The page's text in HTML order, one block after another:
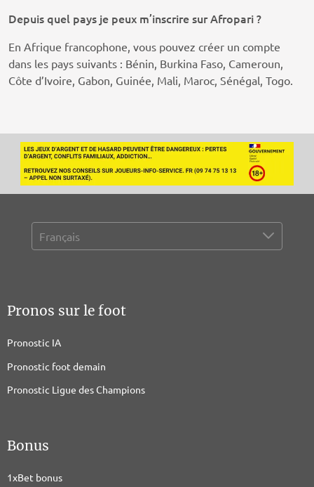
Depuis quel pays je peux m’inscrire sur Afropari ?
En Afrique francophone, vous pouvez créer un compte
dans les pays suivants : Bénin, Burkina Faso, Cameroun,
Côte d’Ivoire, Gabon, Guinée, Mali, Maroc, Sénégal, Togo.
Pronos sur le foot
Pronostic IA
Pronostic foot demain
Pronostic Ligue des Champions
Bonus
1xBet bonus